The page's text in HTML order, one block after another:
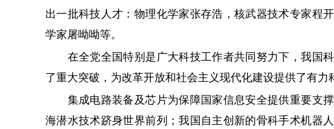
出一批科技人才：物理化学家张存浩，核武器技术专家程
学家屠呦呦等。
在全党全国特别是广大科技工作者共同努力下，我国
了重大突破，为改革开放和社会主义现代化建设提供了有
集成电路装备及芯片为保障国家信息安全提供重要支撑
海潜水技术跻身世界前列；我国自主创新的骨科手术机器